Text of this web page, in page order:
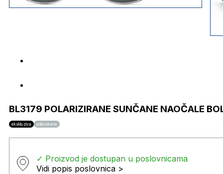
BL3179 POLARIZIRANE SUNČANE NAOČALE
ekskluziva polarizirane
✓ Proizvod je dostupan u poslovnicama
Vidi popis poslovnica >